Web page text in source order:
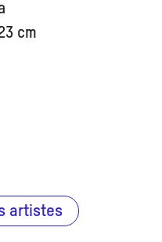
cm
artistes